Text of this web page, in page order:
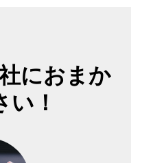
におまか
！